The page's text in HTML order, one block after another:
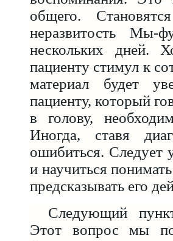
общего.
неразвитость Мы-
нескольких дней.
пациенту стимул к
материал будет
пациенту, который
в голову,
Иногда, ставя
ошибиться. Следует
и научиться
предсказывать его
Следующий
Этот вопрос мы